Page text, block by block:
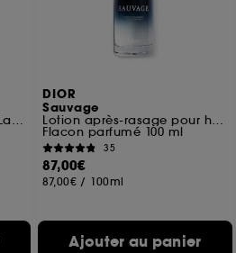
Coffret Eau de Parfum et Lait Corps
DIOR
Sauvage
Lotion après-rasage pour homme
Flacon parfumé 100 ml
35
87,00€
87,00€ / 100ml
Ajouter au panier